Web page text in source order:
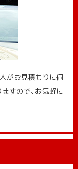
がお見積もりに伺
すので、お気軽に